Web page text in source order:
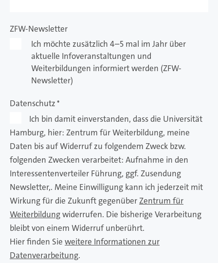
ZFW-Newsletter
Ich möchte zusätzlich 4–5 mal im Jahr über
aktuelle Infoveranstaltungen und
Weiterbildungen informiert werden (ZFW-
Newsletter)
Datenschutz *
Ich bin damit einverstanden, dass die Universität
Hamburg, hier: Zentrum für Weiterbildung, meine
Daten bis auf Widerruf zu folgendem Zweck bzw.
folgenden Zwecken verarbeitet: Aufnahme in den
Interessentenverteiler Führung, ggf. Zusendung
Newsletter,. Meine Einwilligung kann ich jederzeit mit
Wirkung für die Zukunft gegenüberZentrum für
Weiterbildungwiderrufen. Die bisherige Verarbeitung
bleibt von einem Widerruf unberührt.
Hier finden Sie weitere Informationen zur
Datenverarbeitung.